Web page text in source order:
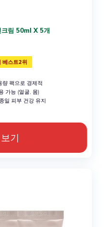
림 50ml X 5개
베스트2위
량 팩으로 경제적
가능 (얼굴, 몸)
일 피부 건강 유지
기